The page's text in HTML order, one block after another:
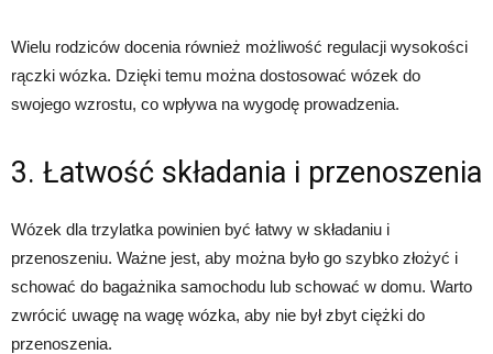
Wielu rodziców docenia również możliwość regulacji wysokości
rączki wózka. Dzięki temu można dostosować wózek do
swojego wzrostu, co wpływa na wygodę prowadzenia.
3. Łatwość składania i przenoszenia
Wózek dla trzylatka powinien być łatwy w składaniu i
przenoszeniu. Ważne jest, aby można było go szybko złożyć i
schować do bagażnika samochodu lub schować w domu. Warto
zwrócić uwagę na wagę wózka, aby nie był zbyt ciężki do
przenoszenia.